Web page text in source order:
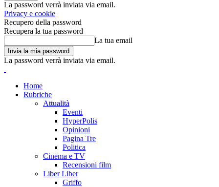
La password verrà inviata via email.
Privacy e cookie
Recupero della password
Recupera la tua password
La tua email
La password verrà inviata via email.
Home
Rubriche
Attualità
Eventi
HyperPolis
Opinioni
Pagina Tre
Politica
Cinema e TV
Recensioni film
Liber Liber
Griffo